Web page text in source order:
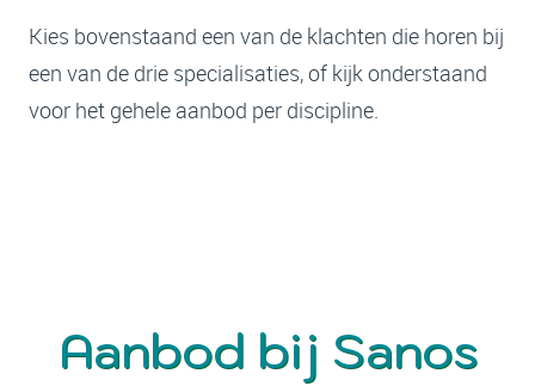
Kies bovenstaand een van de klachten die horen bij
een van de drie specialisaties, of kijk onderstaand
voor het gehele aanbod per discipline.
Aanbod bij Sanos